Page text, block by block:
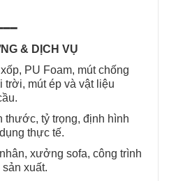
& DỊCH VỤ
PU Foam, mút chống
trời, mút ép và vật liệu
thước, tỷ trọng, định hình
thực tế.
xưởng sofa, công trình
xuất.